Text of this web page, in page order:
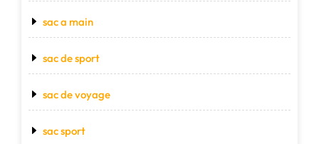
sac a main
sac de sport
sac de voyage
sac sport